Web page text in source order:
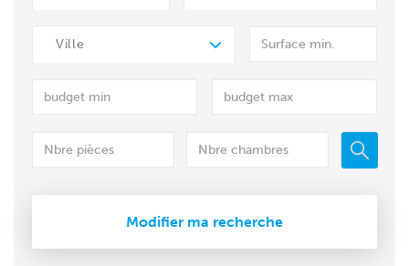
Ville
Modifier ma recherche